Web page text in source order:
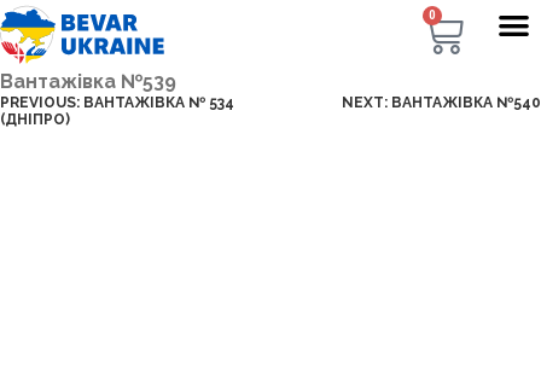
0
Вантажівка №539
PREVIOUS: ВАНТАЖІВКА № 534
(ДНІПРО)
NEXT: ВАНТАЖІВКА №540